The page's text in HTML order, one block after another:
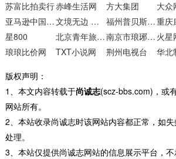
苏富比拍卖行赤峰生活网 方大集团 大众
亚马逊中国官网
文境无边 范选精品 海量范文资料网 福州普贝斯智能科技
星800
北京青年旅行社 南京市琅琊路小学 火星
琅琅比价网
TXT小说网 荆州电视台 华北
版权声明：
1、本文内容转载于尚诚志(scz-bbs.com)，或
网站所有。
2、本站收录尚诚志时该网站内容都正常，如
处理。
3、本站仅提供尚诚志网站的信息展示平台，不